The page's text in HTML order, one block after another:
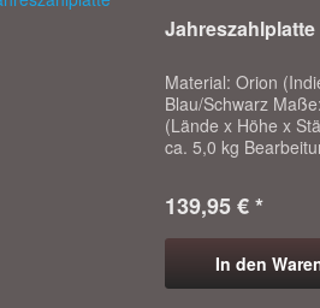
Jahreszahlplatte
Material: Orion
Blau/Schwarz
(Lände x Höhe x
ca. 5,0 kg
Natursteinplatte ist
einsetzbar...
139,95 € *
In den